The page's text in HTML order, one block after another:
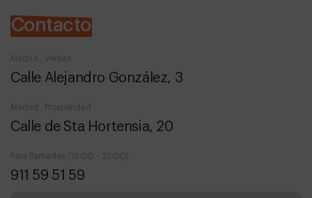
Contacto
Madrid , Ventas
Calle Alejandro González, 3
Madrid , Prosperidad
Calle de Sta Hortensia, 20
Para llamadas (16:00 - 22:00)
911 59 51 59